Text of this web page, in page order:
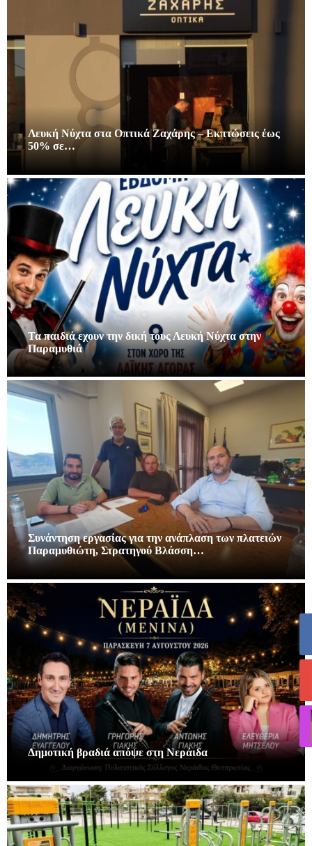
Λευκή Νύχτα στα Οπτικά Ζαχάρης – Εκπτώσεις έως
50% σε…
Τα παιδιά εχουν την δική τους Λευκή Νύχτα στην
Παραμυθιά
Συνάντηση εργασίας για την ανάπλαση των πλατειών
Παραμυθιώτη, Στρατηγού Βλάσση…
Δημοτική βραδιά απόψε στη Νεράιδα